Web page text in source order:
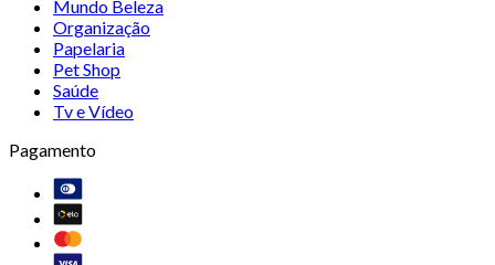
Mundo Beleza
Organização
Papelaria
Pet Shop
Saúde
Tv e Vídeo
Pagamento